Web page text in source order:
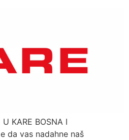
KARE BOSNA I
da vas nadahne naš